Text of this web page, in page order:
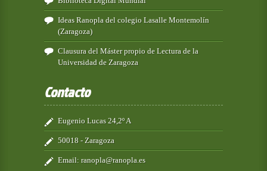
Ideas Ranopla del colegio Lasalle Montemolín
(Zaragoza)
Clausura del Máster propio de Lectura de la
Universidad de Zaragoza
Contacto
Eugenio Lucas 24,2º A
50018 - Zaragoza
Email: ranopla@ranopla.es